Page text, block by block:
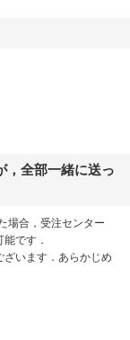
，全部一緒に送っ
場合，受注センター
です．
います．あらかじめ